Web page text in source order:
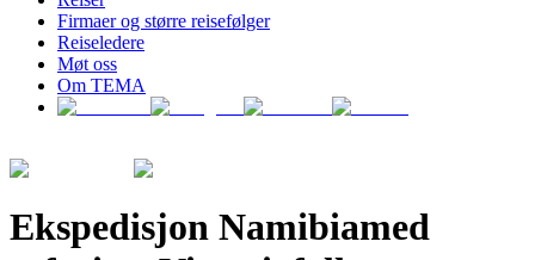
Firmaer og større reisefølger
Reiseledere
Møt oss
Om TEMA
Ekspedisjon Namibiamed